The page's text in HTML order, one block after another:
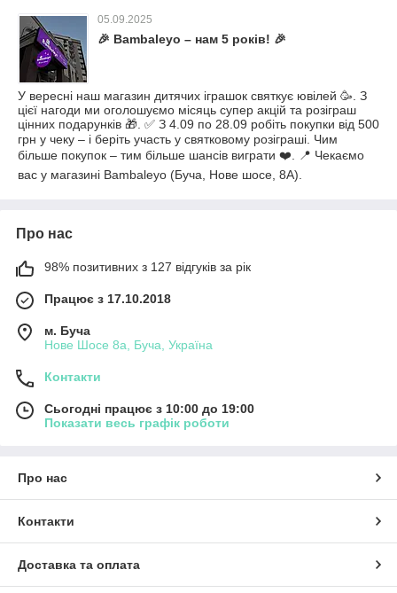
05.09.2025
🎉 Bambaleyo – нам 5 років! 🎉
У вересні наш магазин дитячих іграшок святкує ювілей 🥳. З
цієї нагоди ми оголошуємо місяць супер акцій та розіграш
цінних подарунків 🎁. ✅ З 4.09 по 28.09 робіть покупки від 500
грн у чеку – і беріть участь у святковому розіграші. Чим
більше покупок – тим більше шансів виграти ❤️. 📍 Чекаємо
вас у магазині Bambaleyo (Буча, Нове шосе, 8А).
Про нас
98% позитивних з 127 відгуків за рік
Працює з 17.10.2018
м. Буча
Нове Шосе 8а, Буча, Україна
Контакти
Сьогодні працює з 10:00 до 19:00
Показати весь графік роботи
Про нас
Контакти
Доставка та оплата